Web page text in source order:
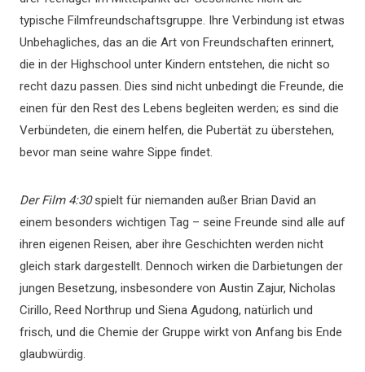
typische Filmfreundschaftsgruppe. Ihre Verbindung ist etwas
Unbehagliches, das an die Art von Freundschaften erinnert,
die in der Highschool unter Kindern entstehen, die nicht so
recht dazu passen. Dies sind nicht unbedingt die Freunde, die
einen für den Rest des Lebens begleiten werden; es sind die
Verbündeten, die einem helfen, die Pubertät zu überstehen,
bevor man seine wahre Sippe findet.
Der Film 4:30spielt für niemanden außer Brian David an
einem besonders wichtigen Tag – seine Freunde sind alle auf
ihren eigenen Reisen, aber ihre Geschichten werden nicht
gleich stark dargestellt. Dennoch wirken die Darbietungen der
jungen Besetzung, insbesondere von Austin Zajur, Nicholas
Cirillo, Reed Northrup und Siena Agudong, natürlich und
frisch, und die Chemie der Gruppe wirkt von Anfang bis Ende
glaubwürdig.